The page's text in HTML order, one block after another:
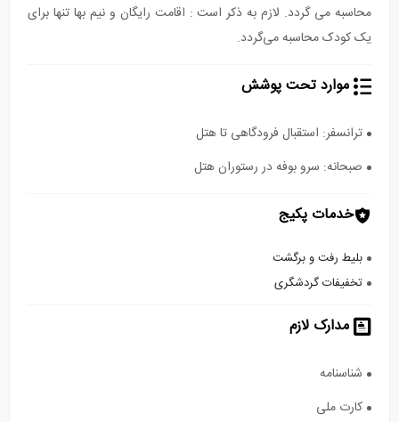
محاسبه می گردد. لازم به ذکر است : اقامت رایگان و نیم بها تنها برای
یک کودک محاسبه می‌گردد.
موارد تحت پوشش
ترانسفر: استقبال فرودگاهی تا هتل
صبحانه: سرو بوفه در رستوران هتل
خدمات پکیج
بلیط رفت و برگشت
تخفیفات گردشگری
مدارک لازم
شناسنامه
کارت ملی